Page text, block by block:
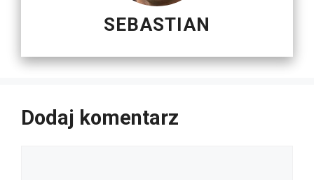
SEBASTIAN
Dodaj komentarz